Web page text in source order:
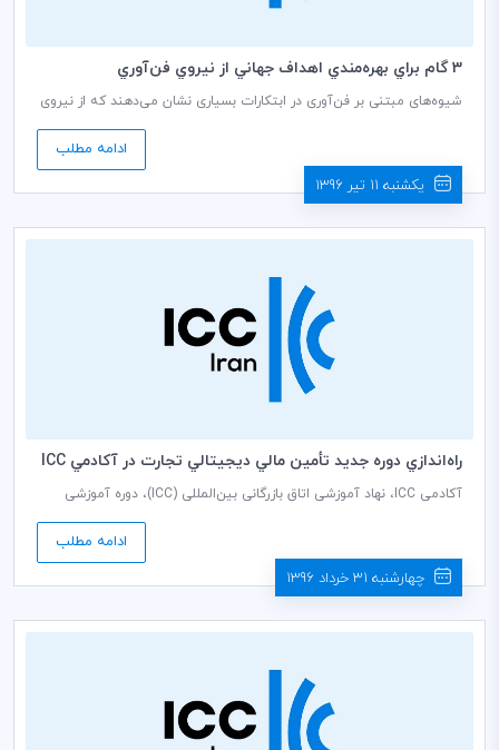
3 گام براي بهره‌مندي اهداف جهاني از نيروي فن‌آوري
شیوه‌های مبتنی بر فن‌آوری در ابتکارات بسیاری نشان می‌دهند که از نیروی
اینترنت، سهم قابل‌توجه و رو به رشدی در تولید ناخالص داخلی جهانی دارد
و دولت‌ها به منظور تضمین مزایای گسترده و توانمندسازی جوامع محلی، با
گزینه‌های سیاستی بسیاری مواجه هستند.
ادامه مطلب
یکشنبه 11 تیر 1396
راه‌اندازي دوره جديد تأمين مالي ديجيتالي تجارت در آكادمي ICC
آکادمی ICC، نهاد آموزشی اتاق بازرگانی بین‌المللی (ICC)، دوره آموزشی
راه‌اندازی کرده است. برنامه این دوره با هدف ارائه آموزش تخصصی به
بانک‌ها، بنگاه‌ها، مؤسسات مالی، شرکت‌های بیمه و فعالان فن‌آوری تأمین
مالی (فینتک) منظور شده است.
ادامه مطلب
چهارشنبه 31 خرداد 1396